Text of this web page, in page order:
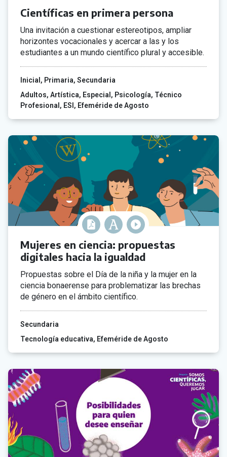
Científicas en primera persona
Una invitación a cuestionar estereotipos, ampliar
horizontes vocacionales y acercar a las y los
estudiantes a un mundo científico plural y accesible.
Inicial Primaria Secundaria
Adultos Artística Especial Psicología Técnico
Profesional
ESI Efeméride de Agosto
Mujeres en ciencia: propuestas
digitales hacia la igualdad
Propuestas sobre el Día de la niña y la mujer en la
ciencia bonaerense para problematizar las brechas
de género en el ámbito científico.
Secundaria
Tecnología educativa
Efeméride de Agosto